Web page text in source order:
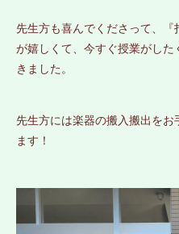
先生方も喜んでくださって、
が嬉しくて、今すぐ授業がし
きました。
先生方には楽器の搬入搬出を
ます！